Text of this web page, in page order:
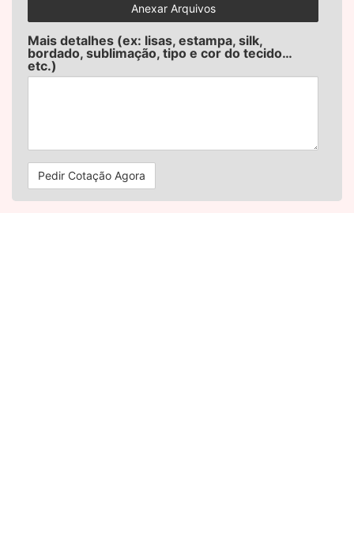
Anexar Arquivos
Mais detalhes (ex: lisas, estampa, silk,
bordado, sublimação, tipo e cor do tecido…
etc.)